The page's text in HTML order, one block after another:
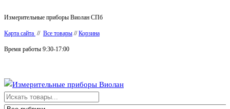
к
содержимому
Измерительные приборы Виолан СПб
Карта сайта // Все товары //Корзина
Время работы 9:30-17:00
Измерительные приборы Виолан